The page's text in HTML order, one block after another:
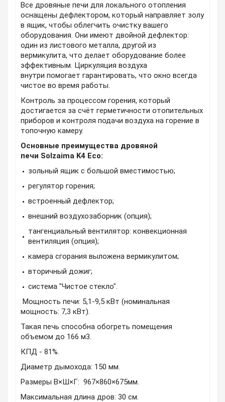
Все дровяные печи для локального отопления
оснащены дефлектором, который направляет золу
в ящик, чтобы облегчить очистку вашего
оборудования. Они имеют двойной дефлектор:
один из листового металла, другой из
вермикулита, что делает оборудование более
эффективным. Циркуляция воздуха
внутри помогает гарантировать, что окно всегда
чистое во время работы.
Контроль за процессом горения, который
достигается за счёт герметичности отопительных
приборов и контроля подачи воздуха на горение в
топочную камеру.
Основные преимущества дровяной
печи Solzaima K4 Eco:
зольный ящик с большой вместимостью;
регулятор горения;
встроенный дефлектор;
внешний воздухозаборник (опция);
тангенциальный вентилятор: конвекционная
вентиляция (опция);
камера сгорания выложена вермикулитом;
вторичный дожиг;
система "Чистое стекло".
Мощность печи: 5,1-9,5 кВт (номинальная
мощность: 7,3 кВт).
Такая печь способна обогреть помещения
объемом до 166 м3.
КПД - 81%.
Диаметр дымохода: 150 мм.
Размеры В×Ш×Г: 967×860×675мм.
Максимальная длина дров: 30 см.